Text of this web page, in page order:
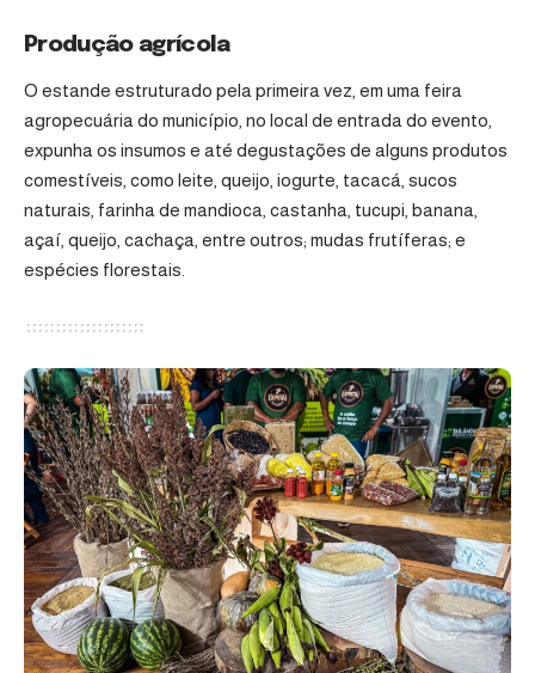
Produção agrícola
O estande estruturado pela primeira vez, em uma feira
agropecuária do município, no local de entrada do evento,
expunha os insumos e até degustações de alguns produtos
comestíveis, como leite, queijo, iogurte, tacacá, sucos
naturais, farinha de mandioca, castanha, tucupi, banana,
açaí, queijo, cachaça, entre outros; mudas frutíferas; e
espécies florestais.